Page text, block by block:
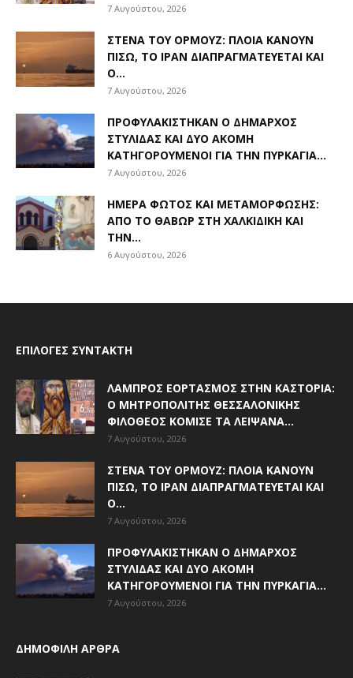
7 Αυγούστου, 2026
ΣΤΕΝΆ ΤΟΥ ΟΡΜΟΎΖ: ΠΛΟΊΑ ΚΆΝΟΥΝ
ΠΊΣΩ, ΤΟ ΙΡΆΝ ΔΙΑΠΡΑΓΜΑΤΕΎΕΤΑΙ ΚΑΙ
Ο...
7 Αυγούστου, 2026
ΠΡΟΦΥΛΑΚΊΣΤΗΚΑΝ Ο ΔΉΜΑΡΧΟΣ
ΣΤΥΛΊΔΑΣ ΚΑΙ ΔΎΟ ΑΚΌΜΗ
ΚΑΤΗΓΟΡΟΎΜΕΝΟΙ ΓΙΑ ΤΗΝ ΠΥΡΚΑΓΙΆ...
7 Αυγούστου, 2026
ΗΜΈΡΑ ΦΩΤΌΣ ΚΑΙ ΜΕΤΑΜΌΡΦΩΣΗΣ:
ΑΠΌ ΤΟ ΘΑΒΏΡ ΣΤΗ ΧΑΛΚΙΔΙΚΉ ΚΑΙ
ΤΗΝ...
6 Αυγούστου, 2026
ΕΠΙΛΟΓΈΣ ΣΥΝΤΆΚΤΗ
ΛΑΜΠΡΌΣ ΕΟΡΤΑΣΜΌΣ ΣΤΗΝ ΚΑΣΤΟΡΙΆ:
Ο ΜΗΤΡΟΠΟΛΊΤΗΣ ΘΕΣΣΑΛΟΝΊΚΗΣ
ΦΙΛΌΘΕΟΣ ΚΌΜΙΣΕ ΤΑ ΛΕΊΨΑΝΑ...
7 Αυγούστου, 2026
ΣΤΕΝΆ ΤΟΥ ΟΡΜΟΎΖ: ΠΛΟΊΑ ΚΆΝΟΥΝ
ΠΊΣΩ, ΤΟ ΙΡΆΝ ΔΙΑΠΡΑΓΜΑΤΕΎΕΤΑΙ ΚΑΙ
Ο...
7 Αυγούστου, 2026
ΠΡΟΦΥΛΑΚΊΣΤΗΚΑΝ Ο ΔΉΜΑΡΧΟΣ
ΣΤΥΛΊΔΑΣ ΚΑΙ ΔΎΟ ΑΚΌΜΗ
ΚΑΤΗΓΟΡΟΎΜΕΝΟΙ ΓΙΑ ΤΗΝ ΠΥΡΚΑΓΙΆ...
7 Αυγούστου, 2026
ΔΗΜΟΦΙΛΗ ΑΡΘΡΑ